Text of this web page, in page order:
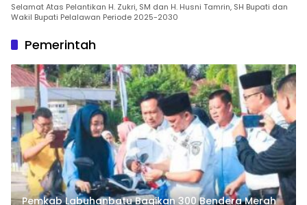
Selamat Atas Pelantikan H. Zukri, SM dan H. Husni Tamrin, SH Bupati dan
Wakil Bupati Pelalawan Periode 2025-2030
Pemerintah
Pemkab Labuhanbatu Bagikan 300 Bendera Merah